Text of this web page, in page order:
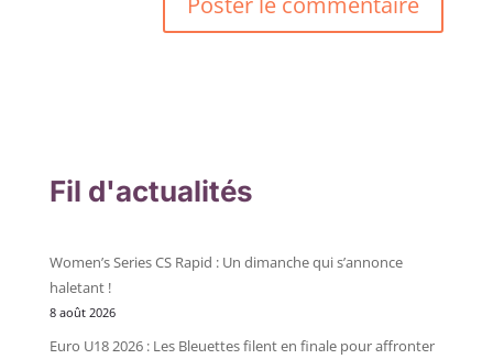
Fil d'actualités
Women’s Series CS Rapid : Un dimanche qui s’annonce
haletant !
8 août 2026
Euro U18 2026 : Les Bleuettes filent en finale pour affronter